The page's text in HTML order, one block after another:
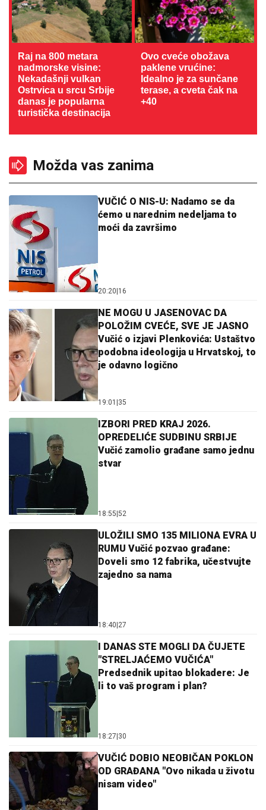
Raj na 800 metara
nadmorske visine:
Nekadašnji vulkan
Ostrvica u srcu Srbije
danas je popularna
turistička destinacija
Ovo cveće obožava
paklene vrućine:
Idealno je za sunčane
terase, a cveta čak na
+40
Možda vas zanima
VUČIĆ O NIS-U: Nadamo se da
ćemo u narednim nedeljama to
moći da završimo
20:20 16
NE MOGU U JASENOVAC DA
POLOŽIM CVEĆE, SVE JE JASNO
Vučić o izjavi Plenkovića: Ustaštvo
podobna ideologija u Hrvatskoj, to
je odavno logično
19:01 35
IZBORI PRED KRAJ 2026.
OPREDELIĆE SUDBINU SRBIJE
Vučić zamolio građane samo jednu
stvar
18:55 52
ULOŽILI SMO 135 MILIONA EVRA U
RUMU Vučić pozvao građane:
Doveli smo 12 fabrika, učestvujte
zajedno sa nama
18:40 27
I DANAS STE MOGLI DA ČUJETE
"STRELJAĆEMO VUČIĆA"
Predsednik upitao blokadere: Je
li to vaš program i plan?
18:27 30
VUČIĆ DOBIO NEOBIČAN POKLON
OD GRAĐANA "Ovo nikada u životu
nisam video"